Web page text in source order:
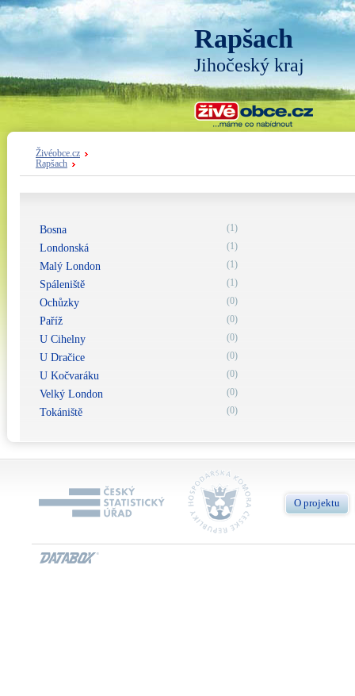
Rapšach
Jihočeský kraj
Živéobce.cz
Rapšach
Bosna (1)
Londonská (1)
Malý London (1)
Spáleniště (1)
Ochůzky (0)
Paříž (0)
U Cihelny (0)
U Dračice (0)
U Kočvaráku (0)
Velký London (0)
Tokániště (0)
O projektu